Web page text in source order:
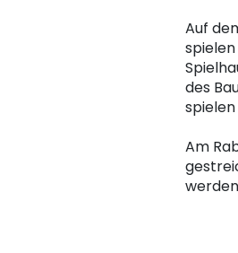
Auf
des
spielen
Am